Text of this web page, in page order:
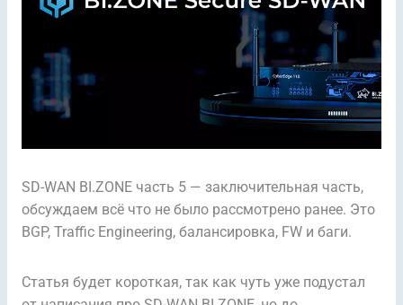
SD-WAN BI.ZONE часть 5 — заключительная часть,
обсуждаем всё что не было рассмотрено ранее. Это
BGP, Traffic Engineering, балансировка, FW и баги.
Статья будет короткая, так как чуть уже подустал